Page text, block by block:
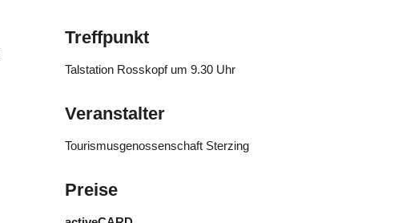
Treffpunkt
Talstation Rosskopf um 9.30 Uhr
Veranstalter
Tourismusgenossenschaft Sterzing
Preise